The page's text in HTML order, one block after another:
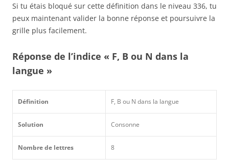
Si tu étais bloqué sur cette définition dans le niveau 336, tu
peux maintenant valider la bonne réponse et poursuivre la
grille plus facilement.
Réponse de l’indice « F, B ou N dans la
langue »
Définition F, B ou N dans la langue
Solution Consonne
Nombre de lettres 8